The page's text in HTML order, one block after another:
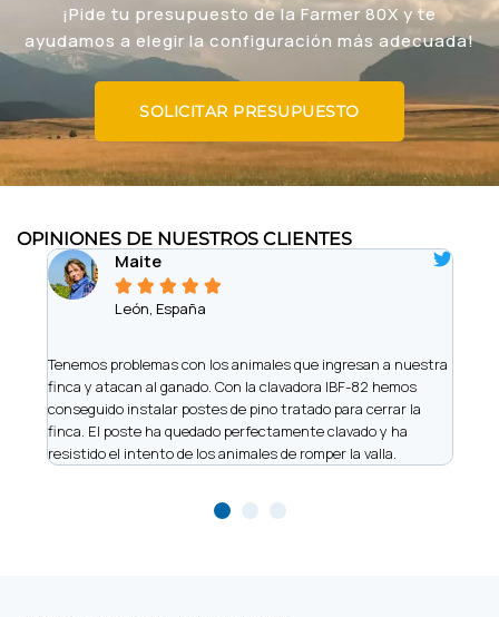
¡Pide tu presupuesto de la Farmer 80X y te
ayudamos a elegir la configuración más adecuada!
SOLICITAR PRESUPUESTO
OPINIONES DE NUESTROS CLIENTES
Maite
    
León, España
Tenemos problemas con los animales que ingresan a nuestra
finca y atacan al ganado. Con la clavadora IBF-82 hemos
conseguido instalar postes de pino tratado para cerrar la
finca. El poste ha quedado perfectamente clavado y ha
resistido el intento de los animales de romper la valla.